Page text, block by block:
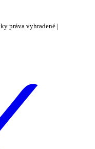
práva vyhradené |